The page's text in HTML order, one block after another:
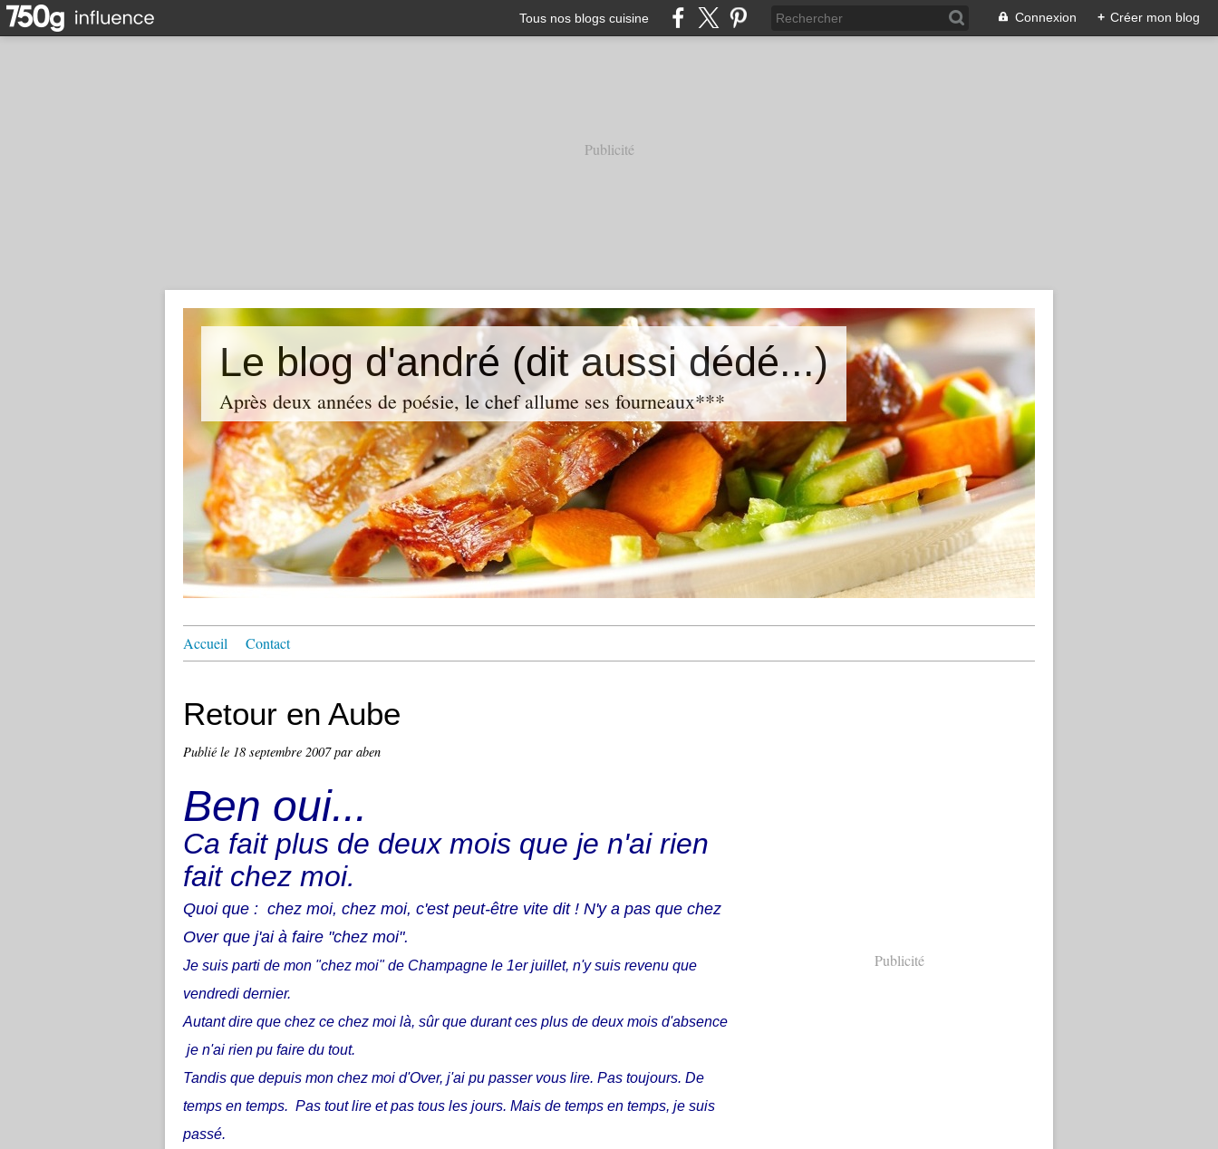
Tous nos blogs cuisine Connexion + Créer mon blog
Publicité
Le blog d'andré (dit aussi dédé...)
Après deux années de poésie, le chef allume ses fourneaux***
Accueil Contact
Retour en Aube
Publié le 18 septembre 2007par aben
Ben oui...
Ca fait plus de deux mois que je n'ai rien
fait chez moi.
Quoi que : chez moi, chez moi, c'est peut-être vite dit ! N'y a pas que chez
Over que j'ai à faire "chez moi".
Je suis parti de mon "chez moi" de Champagne le 1er juillet, n'y suis revenu que
vendredi dernier.
Autant dire que chez ce chez moi là, sûr que durant ces plus de deux mois d'absence
je n'ai rien pu faire du tout.
Tandis que depuis mon chez moi d'Over, j'ai pu passer vous lire. Pas toujours. De
temps en temps. Pas tout lire et pas tous les jours. Mais de temps en temps, je suis
passé.
Publicité